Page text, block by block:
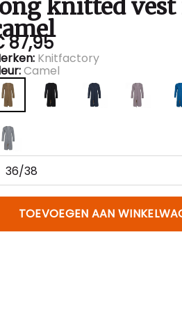
knitted vest
87,95
Knitfactory
Camel
TOEVOEGEN AAN